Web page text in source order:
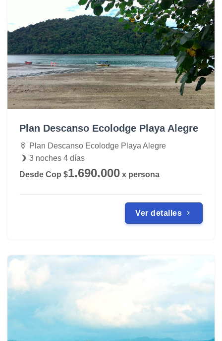
Plan Descanso Ecolodge Playa Alegre
Plan Descanso Ecolodge Playa Alegre
3 noches 4 días
Desde Cop $1.690.000 x persona
Ver detalles